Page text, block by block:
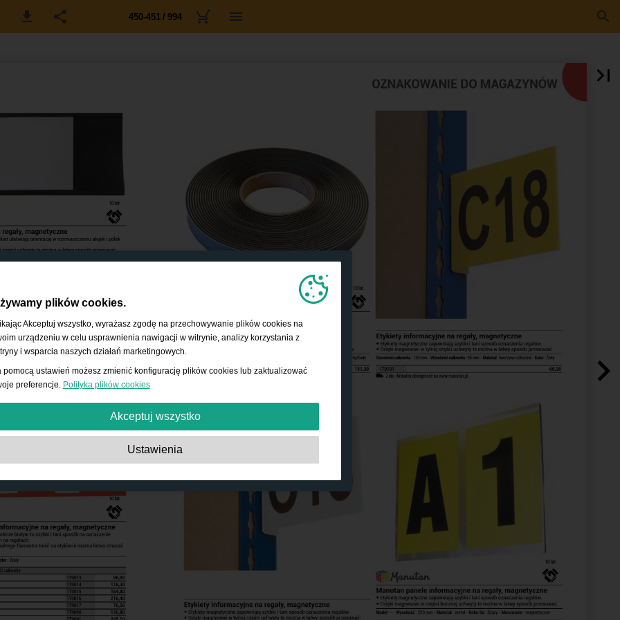
450-451 / 994
plików cookies.
Akceptuj wszystko, wyrażasz zgodę na przechowywanie plików cookies na
urządzeniu w celu usprawnienia nawigacji w witrynie, analizy korzystania z
i wsparcia naszych działań marketingowych.
pomocą ustawień możesz zmienić konfigurację plików cookies lub zaktualizować
preferencje. Polityka plików cookies
Akceptuj wszystko
Te pliki cookies są niezbędne do działania podstawowych
Wydajność:Te pliki cookies pozwalają nam zliczać wizyty i źródła ruchu, a także
sprawdzać, w jaki sposób użytkownicy korzystają z witryny. Służy to do poprawy
wydajności. Wszystkie informacje są zagregowane i przez to anonimowe.
Funkcjonalność:Te pliki cookies umożliwiają stronie internetowej dostarczanie
ulepszonych funkcji i opcji osobistych. Na przykład wybór rozmiaru czcionki itp.
Reklama:Te pliki cookie służą do wyświetlania reklam bardziej dopasowanych do
Ciebie i Twoich zainteresowań. Nie przechowują danych osobowych, ale opierają
się na historii przeglądania.
Ustawienia